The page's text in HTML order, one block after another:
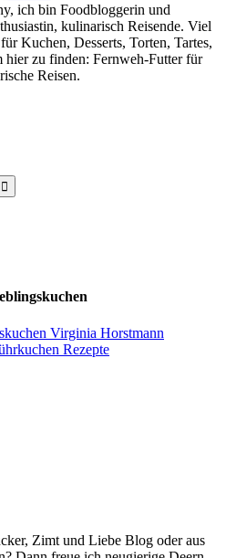
ich bin Foodbloggerin und
kulinarisch Reisende. Viel
Kuchen, Desserts, Torten, Tartes,
hier zu finden: Fernweh-Futter für
Reisen.
Zimt und Liebe Blog oder aus